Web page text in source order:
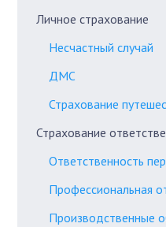
Личное страхование
Несчастный случай
ДМС
Страхование
Страхование
Ответственность
Профессиональная
Производственные